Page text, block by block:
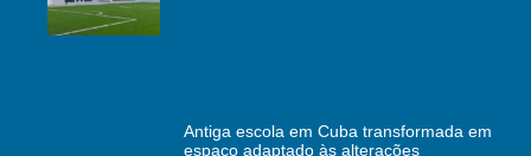
Antiga escola em Cuba transformada em
espaço adaptado às alterações